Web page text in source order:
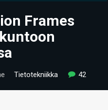
Frames
Tietotekniikka 42